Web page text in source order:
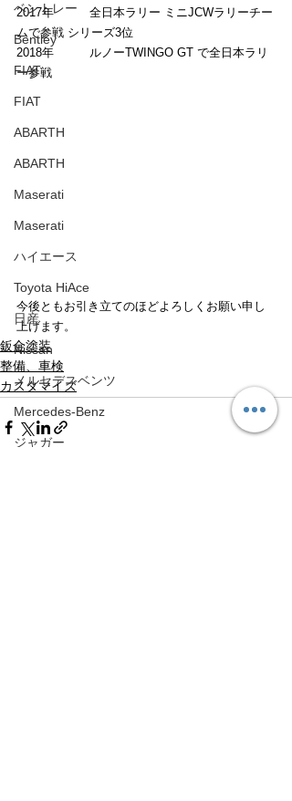
ベントレー
Bentley
FIAT
FIAT
ABARTH
ABARTH
Maserati
Maserati
ハイエース
Toyota HiAce
日産
Nissan
メルセデスベンツ
Mercedes-Benz
ジャガー
2017年	全日本ラリー ミニJCWラリーチー
ムで参戦 シリーズ3位
2018年	ルノーTWINGO GT で全日本ラリ
ー参戦
今後ともお引き立てのほどよろしくお願い申し
上げます。
鈑金塗装
整備、車検
カスタマイズ